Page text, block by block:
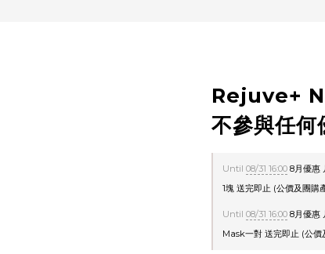
Rejuve+
不參與任何
Until 08/31 16:00 8月優惠
1塊 送完即止 (公價及團
Until 08/31 16:00 8月優惠
Mask一對 送完即止 (公